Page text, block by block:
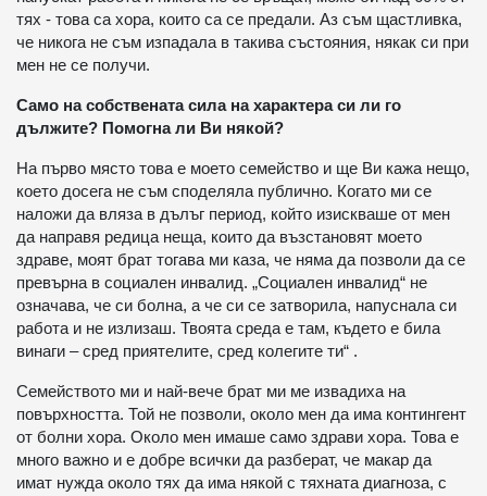
тях - това са хора, които са се предали. Аз съм щастливка,
че никога не съм изпадала в такива състояния, някак си при
мен не се получи.
Само на собствената сила на характера си ли го
дължите? Помогна ли Ви някой?
На първо място това е моето семейство и ще Ви кажа нещо,
което досега не съм споделяла публично. Когато ми се
наложи да вляза в дълъг период, който изискваше от мен
да направя редица неща, които да възстановят моето
здраве, моят брат тогава ми каза, че няма да позволи да се
превърна в социален инвалид. „Социален инвалид“ не
означава, че си болна, а че си се затворила, напуснала си
работа и не излизаш. Твоята среда е там, където е била
винаги – сред приятелите, сред колегите ти“ .
Семейството ми и най-вече брат ми ме извадиха на
повърхността. Той не позволи, около мен да има контингент
от болни хора. Около мен имаше само здрави хора. Това е
много важно и е добре всички да разберат, че макар да
имат нужда около тях да има някой с тяхната диагноза, с